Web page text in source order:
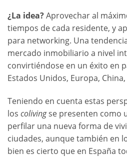
¿La idea?Aprovechar al
tiempos de cada residente, y
para networking. Una
mercado inmobiliario a nivel
convirtiéndose en un éxito en
Estados Unidos, Europa,
Teniendo en cuenta estas
los colivingse presenten como
perfilar una nueva forma de
ciudades, aunque también en
bien es cierto que en España